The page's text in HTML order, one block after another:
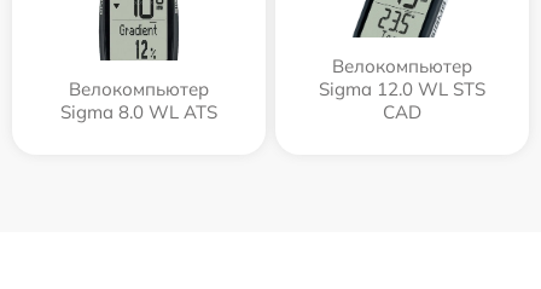
Велокомпьютер
Sigma 8.0 WL ATS
Велокомпьютер
Sigma 12.0 WL STS
CAD